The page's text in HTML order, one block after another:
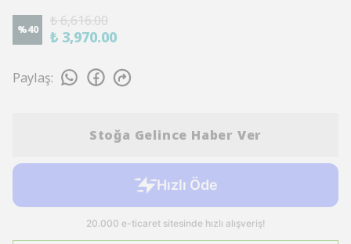
%40
₺ 6,616.00
₺ 3,970.00
Paylaş:
Stoğa Gelince Haber Ver